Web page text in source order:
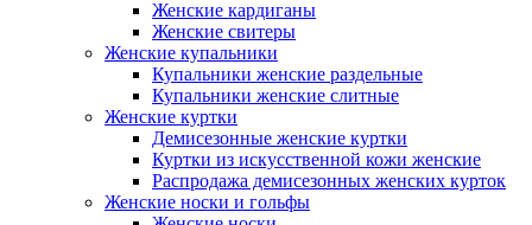
Женские кардиганы
Женские свитеры
Женские купальники
Купальники женские раздельные
Купальники женские слитные
Женские куртки
Демисезонные женские куртки
Куртки из искусственной кожи женские
Распродажа демисезонных женских курток
Женские носки и гольфы